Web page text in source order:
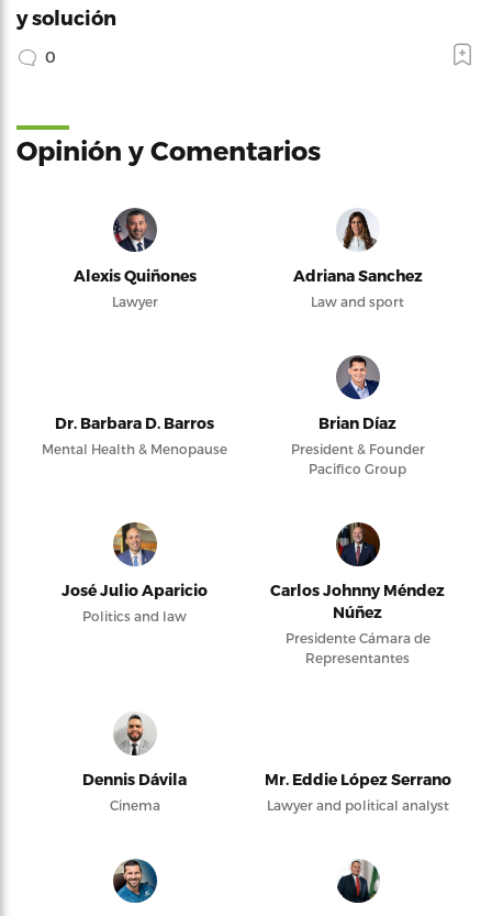
y solución
0
Opinión y Comentarios
Alexis Quiñones
Lawyer
Adriana Sanchez
Law and sport
Dr. Barbara D. Barros
Mental Health & Menopause
Brian Díaz
President & Founder
Pacifico Group
José Julio Aparicio
Politics and law
Carlos Johnny Méndez
Núñez
Presidente Cámara de
Representantes
Dennis Dávila
Cinema
Mr. Eddie López Serrano
Lawyer and political analyst